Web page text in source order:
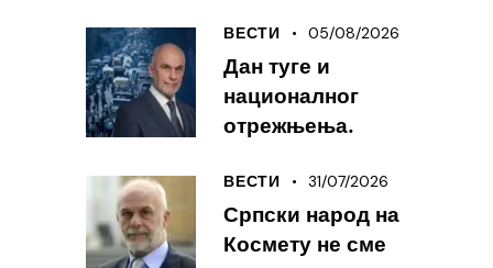
ВЕСТИ 05/08/2026
Дан туге и
националног
отрежњења.
ВЕСТИ 31/07/2026
Српски народ на
Космету не сме